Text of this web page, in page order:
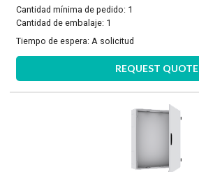
Cantidad mínima de pedido: 1
Cantidad de embalaje: 1
Tiempo de espera: A solicitud
REQUEST QUOTE